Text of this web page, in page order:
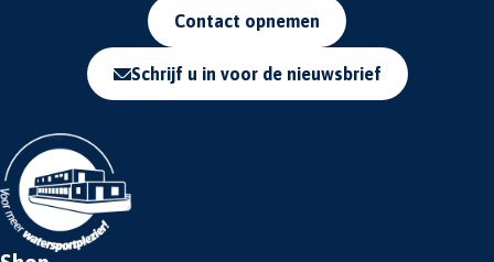
Contact opnemen
Schrijf u in voor de nieuwsbrief